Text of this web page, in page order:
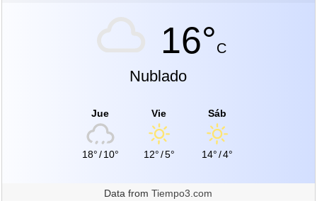
16°C
Nublado
Jue
18°/10°
Vie
12°/5°
Sáb
14°/4°
Data fromTiempo3.com